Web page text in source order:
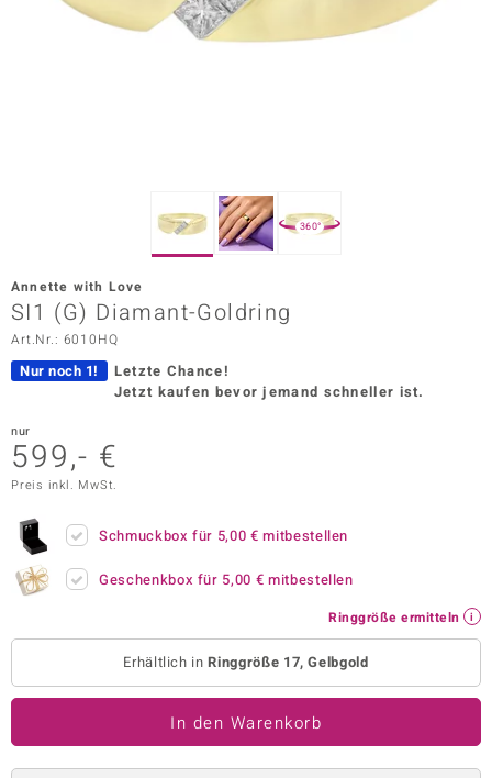
Vogue
BY DE MELO
360°
Annette with Love
SI1 (G) Diamant-Goldring
Art.Nr.: 6010HQ
Nur noch 1!
Letzte Chance!
Jetzt kaufen bevor jemand schneller ist.
nur
599,- €
Preis inkl. MwSt.
Schmuckbox für 5,00 € mitbestellen
Geschenkbox für 5,00 € mitbestellen
Ringgröße ermitteln
Erhältlich inRinggröße 17, Gelbgold
In den Warenkorb